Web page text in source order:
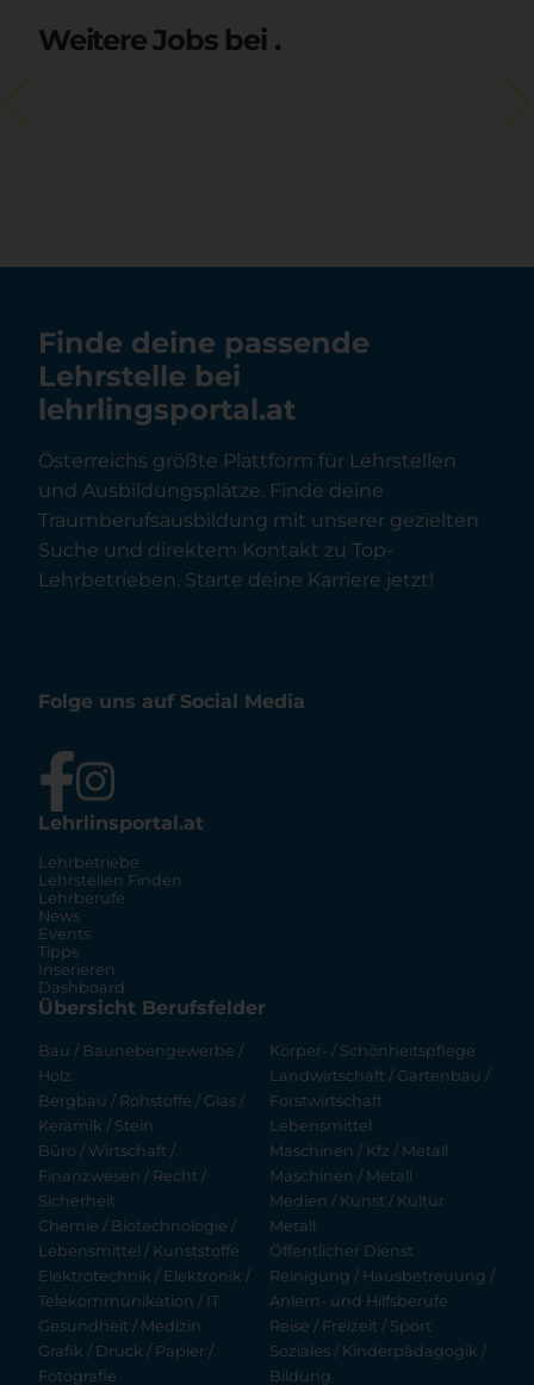
Weitere Jobs bei .
Finde deine passende
Lehrstelle bei
lehrlingsportal.at
Österreichs größte Plattform für Lehrstellen
und Ausbildungsplätze. Finde deine
Traumberufsausbildung mit unserer gezielten
Suche und direktem Kontakt zu Top-
Lehrbetrieben. Starte deine Karriere jetzt!
Folge uns auf Social Media
Lehrlinsportal.at
Lehrbetriebe
Lehrstellen Finden
Lehrberufe
News
Events
Tipps
Inserieren
Dashboard
Übersicht Berufsfelder
Bau / Baunebengewerbe /
Holz
Bergbau / Rohstoffe / Glas /
Keramik / Stein
Büro / Wirtschaft /
Finanzwesen / Recht /
Sicherheit
Chemie / Biotechnologie /
Lebensmittel / Kunststoffe
Elektrotechnik / Elektronik /
Telekommunikation / IT
Gesundheit / Medizin
Grafik / Druck / Papier /
Fotografie
Körper- / Schönheitspflege
Landwirtschaft / Gartenbau /
Forstwirtschaft
Lebensmittel
Maschinen / Kfz / Metall
Maschinen / Metall
Medien / Kunst / Kultur
Metall
Öffentlicher Dienst
Reinigung / Hausbetreuung /
Anlern- und Hilfsberufe
Reise / Freizeit / Sport
Soziales / Kinderpädagogik /
Bildung